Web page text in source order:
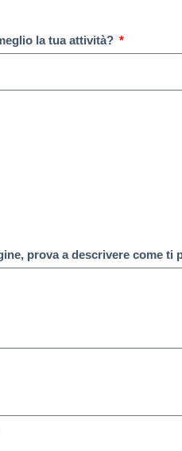
la tua attività?
prova a descrivere come ti